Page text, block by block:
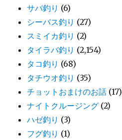
サバ釣り (6)
シーバス釣り (27)
スミイカ釣り (2)
タイラバ釣り (2,154)
タコ釣り (68)
タチウオ釣り (35)
チョットおまけのお話 (17)
ナイトクルージング (2)
ハゼ釣り (3)
フグ釣り (1)